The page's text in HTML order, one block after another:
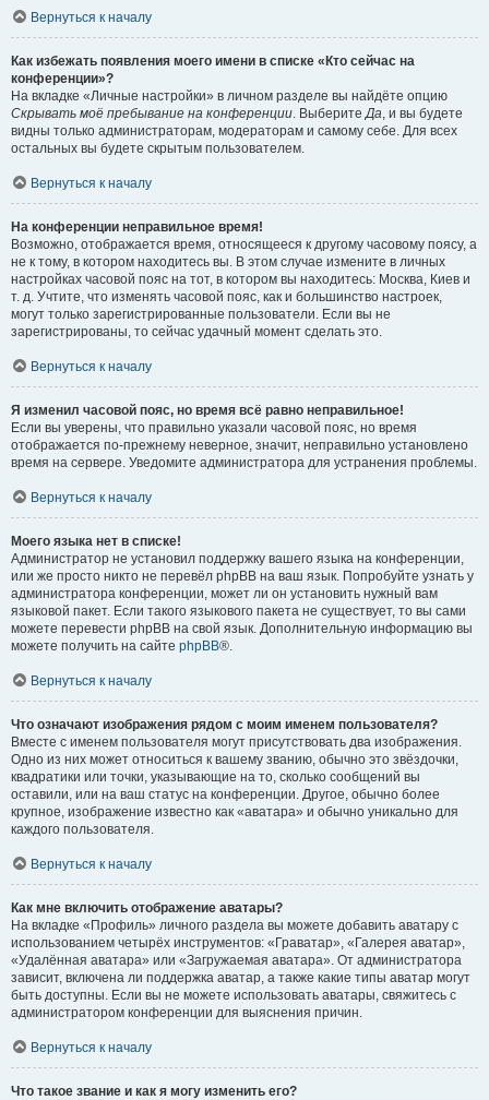
Вернуться к началу
Как избежать появления моего имени в списке «Кто сейчас на
конференции»?
На вкладке «Личные настройки» в личном разделе вы найдёте опцию
Скрывать моё пребывание на конференции. ВыберитеДа, и вы будете
видны только администраторам, модераторам и самому себе. Для всех
остальных вы будете скрытым пользователем.
Вернуться к началу
На конференции неправильное время!
Возможно, отображается время, относящееся к другому часовому поясу, а
не к тому, в котором находитесь вы. В этом случае измените в личных
настройках часовой пояс на тот, в котором вы находитесь: Москва, Киев и
т. д. Учтите, что изменять часовой пояс, как и большинство настроек,
могут только зарегистрированные пользователи. Если вы не
зарегистрированы, то сейчас удачный момент сделать это.
Вернуться к началу
Я изменил часовой пояс, но время всё равно неправильное!
Если вы уверены, что правильно указали часовой пояс, но время
отображается по-прежнему неверное, значит, неправильно установлено
время на сервере. Уведомите администратора для устранения проблемы.
Вернуться к началу
Моего языка нет в списке!
Администратор не установил поддержку вашего языка на конференции,
или же просто никто не перевёл phpBB на ваш язык. Попробуйте узнать у
администратора конференции, может ли он установить нужный вам
языковой пакет. Если такого языкового пакета не существует, то вы сами
можете перевести phpBB на свой язык. Дополнительную информацию вы
можете получить на сайте phpBB®.
Вернуться к началу
Что означают изображения рядом с моим именем пользователя?
Вместе с именем пользователя могут присутствовать два изображения.
Одно из них может относиться к вашему званию, обычно это звёздочки,
квадратики или точки, указывающие на то, сколько сообщений вы
оставили, или на ваш статус на конференции. Другое, обычно более
крупное, изображение известно как «аватара» и обычно уникально для
каждого пользователя.
Вернуться к началу
Как мне включить отображение аватары?
На вкладке «Профиль» личного раздела вы можете добавить аватару с
использованием четырёх инструментов: «Граватар», «Галерея аватар»,
«Удалённая аватара» или «Загружаемая аватара». От администратора
зависит, включена ли поддержка аватар, а также какие типы аватар могут
быть доступны. Если вы не можете использовать аватары, свяжитесь с
администратором конференции для выяснения причин.
Вернуться к началу
Что такое звание и как я могу изменить его?